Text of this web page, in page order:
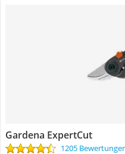
Gardena ExpertCut
1205